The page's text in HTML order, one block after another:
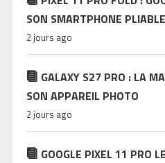
SON SMARTPHONE
2 jours ago
GALAXY S27 PRO : LA
SON APPAREIL PHOTO
2 jours ago
GOOGLE PIXEL 11 PRO